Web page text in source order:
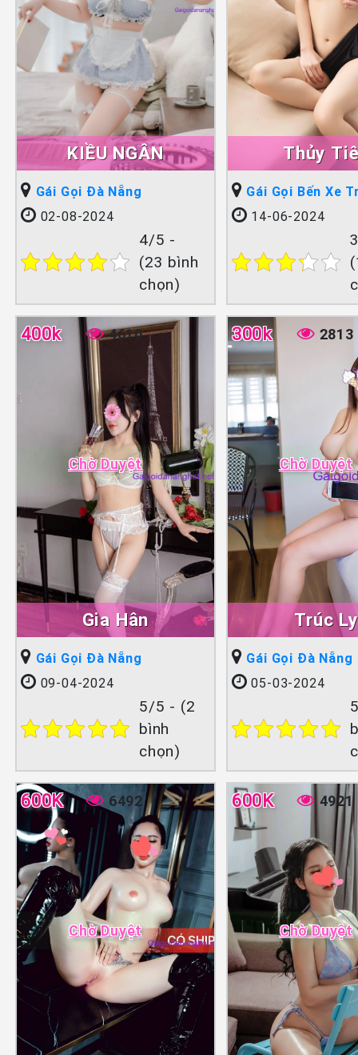
KIỀU NGÂN
Gái Gọi Đà Nẵng
02-08-2024
4/5 -
(23 bình
chọn)
Thủy
Gái Gọi Bến Xe
14-06-2024
Gia Hân
400k 4610
Chờ Duyệt
Gái Gọi Đà Nẵng
09-04-2024
5/5 - (2
bình
chọn)
Trúc Ly
300k 2813
Chờ Duyệt
Gái Gọi Đà Nẵng
05-03-2024
600K 6492
Chờ Duyệt
600K 4921
Chờ Duyệt